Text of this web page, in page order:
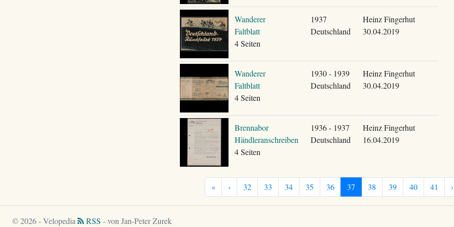
Wanderer
Faltblatt
4 Seiten
1937
Deutschland
Heinz Fingerhut
30.04.2019
Wanderer
Faltblatt
4 Seiten
1930 - 1939
Deutschland
Heinz Fingerhut
30.04.2019
Brennabor
Händleranschreiben
4 Seiten
1936 - 1937
Deutschland
Heinz Fingerhut
16.04.2019
« ‹ 32 33 34 35 36 37 38 39 40 41 ›
© 2026 - Velopedia RSS - von Jan-Peter Zurek